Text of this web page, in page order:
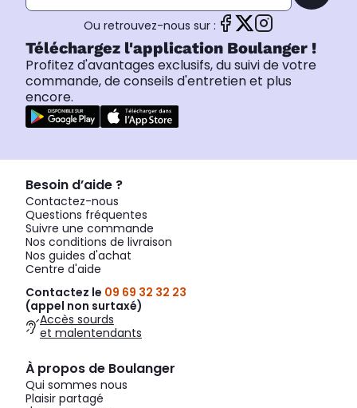
Ou retrouvez-nous sur :
Téléchargez l'application Boulanger !
Profitez d'avantages exclusifs, du suivi de votre
commande, de conseils d'entretien et plus
encore.
Besoin d’aide ?
Contactez-nous
Questions fréquentes
Suivre une commande
Nos conditions de livraison
Nos guides d'achat
Centre d'aide
Contactez le 09 69 32 32 23
(appel non surtaxé)
Accès sourds
et malentendants
À propos de Boulanger
Qui sommes nous
Plaisir partagé